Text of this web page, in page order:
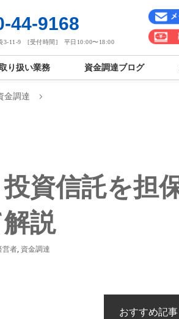
44-9168
3-11-9 [受付時間] 平日10:00〜18:00
り扱い業務 資金調達ブログ
金調達
資信託を担
説
営者, 資金調達
おすすめ記事